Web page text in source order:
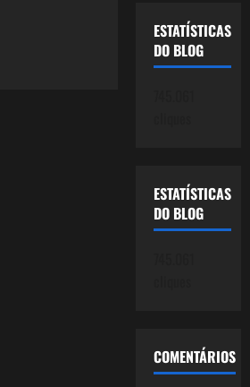
ESTATÍSTICAS
DO BLOG
ESTATÍSTICAS
DO BLOG
COMENTÁRIOS